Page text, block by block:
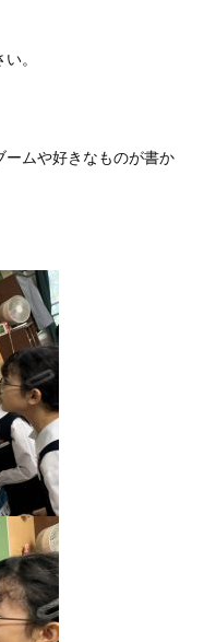
。
ムや好きなものが書か